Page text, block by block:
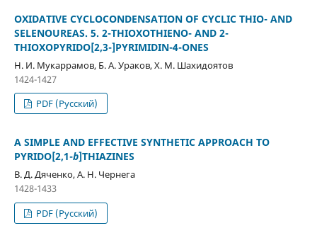
OXIDATIVE CYCLOCONDENSATION OF CYCLIC THIO- AND
SELENOUREAS. 5. 2-THIOXOTHIENO- AND 2-
THIOXOPYRIDO[2,3-]PYRIMIDIN-4-ONES
Н. И. Мукаррамов, Б. А. Ураков, Х. М. Шахидоятов
1424-1427
PDF (Русский)
A SIMPLE AND EFFECTIVE SYNTHETIC APPROACH TO
PYRIDO[2,1-b]THIAZINES
В. Д. Дяченко, А. Н. Чернега
1428-1433
PDF (Русский)